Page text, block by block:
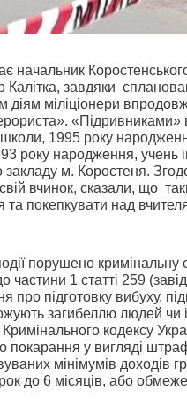
начальник
Калітка, завдяки
діям міліціонери впродовж
«Підривниками»
школи, 1995 року
року народження, учень
закладу м. Коростеня.
вчинок, сказали, що
та покепкувати над
порушено кримінальну
частини 1 статті 259
про підготовку вибуху,
загибеллю людей
кодексу
покарання у вигляді
мінімумів доходів
до 6 місяців, або